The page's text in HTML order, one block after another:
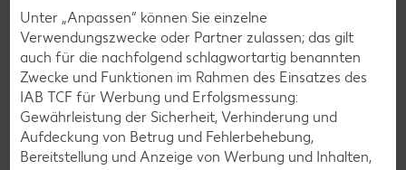
Jeder Cent zählt! Für deine Region.
Unter „Anpassen“ können Sie einzelne
Verwendungszwecke oder Partner zulassen; das gilt
auch für die nachfolgend schlagwortartig benannten
Zwecke und Funktionen im Rahmen des Einsatzes des
IAB TCF für Werbung und Erfolgsmessung:
Gewährleistung der Sicherheit, Verhinderung und
Aufdeckung von Betrug und Fehlerbehebung,
Bereitstellung und Anzeige von Werbung und Inhalten,